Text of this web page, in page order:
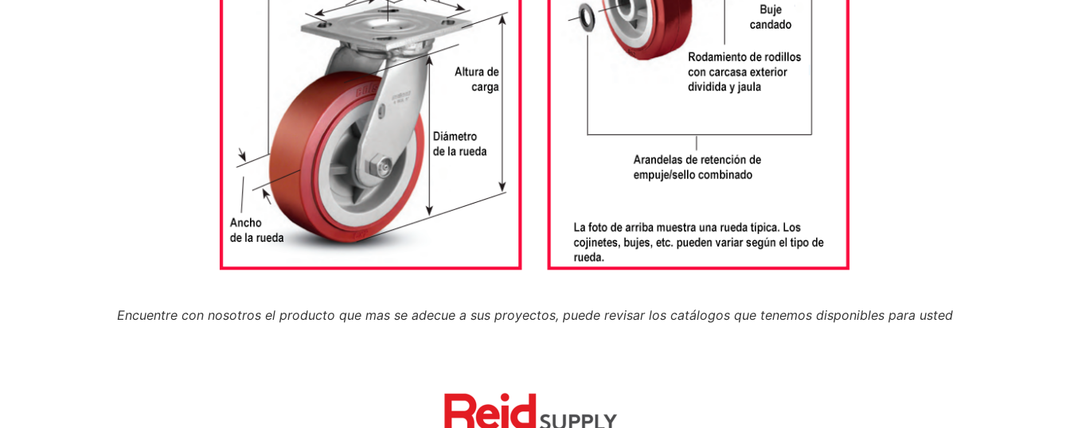
Encuentre con nosotros el producto que mas se adecue a sus proyectos, puede revisar los catálogos que tenemos disponibles para usted